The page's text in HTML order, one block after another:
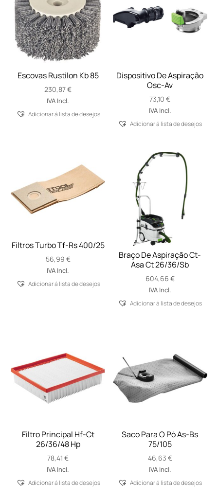
Escovas Rustilon Kb 85
230,87€
IVA Incl.
Adicionar á lista de desejos
Dispositivo De Aspiração
Osc-Av
73,10€
IVA Incl.
Adicionar á lista de desejos
Filtros Turbo Tf-Rs 400/25
56,99 €
IVA Incl.
Adicionar á lista de desejos
Braço De Aspiração Ct-
Asa Ct 26/36/Sb
604,66 €
IVA Incl.
Adicionar á lista de desejos
Filtro Principal Hf-Ct
26/36/48 Hp
78,41€
IVA Incl.
Adicionar á lista de desejos
Saco Para O Pó As-Bs
75/105
46,63 €
IVA Incl.
Adicionar á lista de desejos